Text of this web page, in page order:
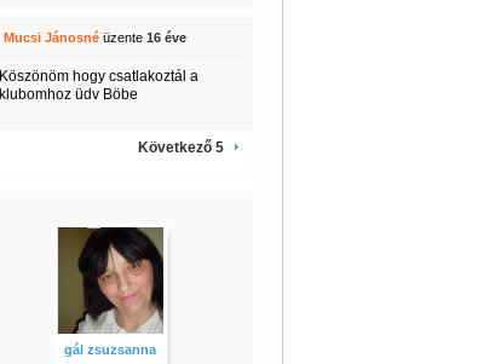
Mucsi Jánosnéüzente 16 éve
Köszönöm hogy csatlakoztál a
klubomhoz üdv Böbe
Következő 5
gál zsuzsanna